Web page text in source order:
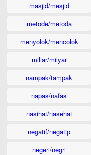
masjid/mesjid
metode/metoda
menyolok/mencolok
miliar/milyar
nampak/tampak
napas/nafas
nasihat/nasehat
negatif/negatip
negeri/negri